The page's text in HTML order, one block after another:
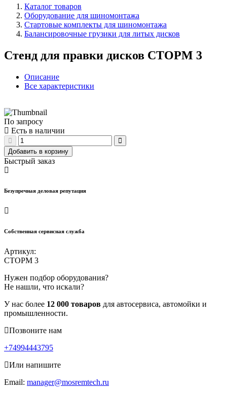
Каталог товаров
Оборудование для шиномонтажа
Стартовые комплекты для шиномонтажа
Балансировочные грузики для литых дисков
Стенд для правки дисков СТОРМ 3
Описание
Все характеристики
По запросу
Есть в наличии
Добавить в корзину
Быстрый заказ
Безупречная деловая репутация
Собственная сервисная служба
Артикул:
СТОРМ 3
Нужен подбор оборудования?
Не нашли, что искали?
У нас более 12 000 товаров для автосервиса, автомойки и
промышленности.
Позвоните нам
+74994443795
Или напишите
Email: manager@mosremtech.ru